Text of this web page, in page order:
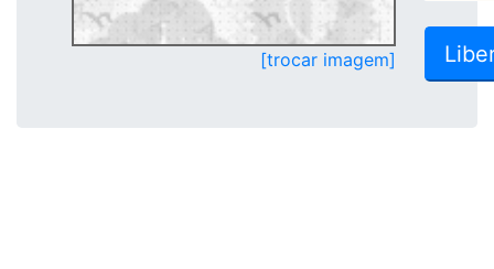
[trocar imagem]